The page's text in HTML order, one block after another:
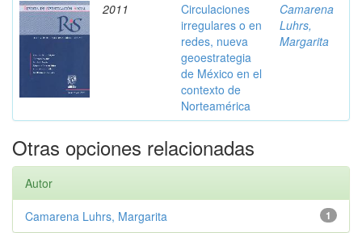
2011
Circulaciones
irregulares o en
redes, nueva
geoestrategia
de México en el
contexto de
Norteamérica
Camarena
Luhrs,
Margarita
Otras opciones relacionadas
Autor
1
Camarena Luhrs, Margarita